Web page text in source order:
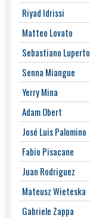
Riyad Idrissi
Matteo Lovato
Sebastiano Luperto
Senna Miangue
Yerry Mina
Adam Obert
José Luis Palomino
Fabio Pisacane
Juan Rodriguez
Mateusz Wieteska
Gabriele Zappa